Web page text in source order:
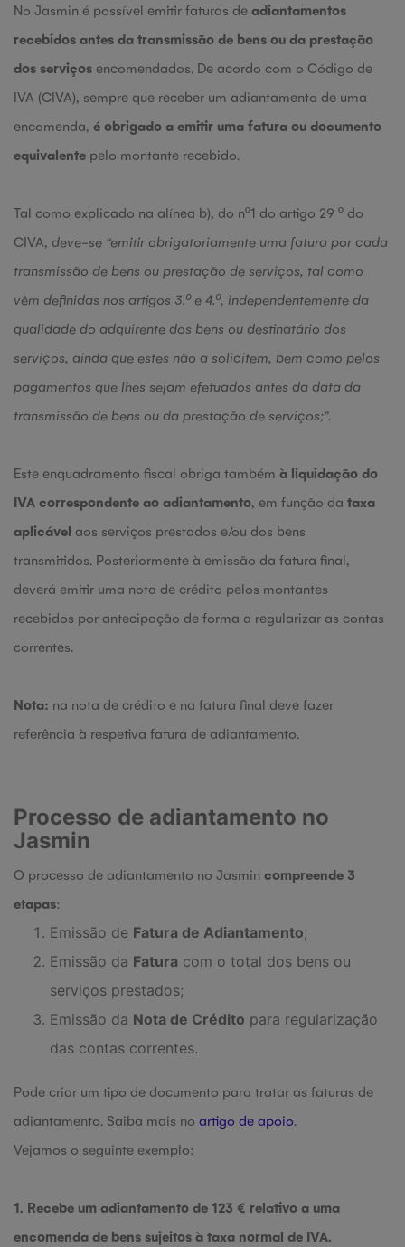
No Jasmin é possível emitir faturas de adiantamentos
recebidos antes da transmissão de bens ou da prestação
dos serviços encomendados. De acordo com o Código de
IVA (CIVA), sempre que receber um adiantamento de uma
encomenda, é obrigado a emitir uma fatura ou documento
equivalente pelo montante recebido.
Tal como explicado na alínea b), do nº1 do artigo 29 º do
CIVA, deve-se “emitir obrigatoriamente uma fatura por cada
transmissão de bens ou prestação de serviços, tal como
vêm definidas nos artigos 3.º e 4.º, independentemente da
qualidade do adquirente dos bens ou destinatário dos
serviços, ainda que estes não a solicitem, bem como pelos
pagamentos que lhes sejam efetuados antes da data da
transmissão de bens ou da prestação de serviços;”.
Este enquadramento fiscal obriga também à liquidação do
IVA correspondente ao adiantamento, em função da taxa
aplicável aos serviços prestados e/ou dos bens
transmitidos. Posteriormente à emissão da fatura final,
deverá emitir uma nota de crédito pelos montantes
recebidos por antecipação de forma a regularizar as contas
correntes.
Nota: na nota de crédito e na fatura final deve fazer
referência à respetiva fatura de adiantamento.
Processo de adiantamento no
Jasmin
O processo de adiantamento no Jasmin compreende 3
etapas:
Emissão de Fatura de Adiantamento;
Emissão da Fatura com o total dos bens ou
serviços prestados;
Emissão da Nota de Crédito para regularização
das contas correntes.
Pode criar um tipo de documento para tratar as faturas de
adiantamento. Saiba mais no artigo de apoio.
Vejamos o seguinte exemplo:
1. Recebe um adiantamento de 123 € relativo a uma
encomenda de bens sujeitos à taxa normal de IVA.